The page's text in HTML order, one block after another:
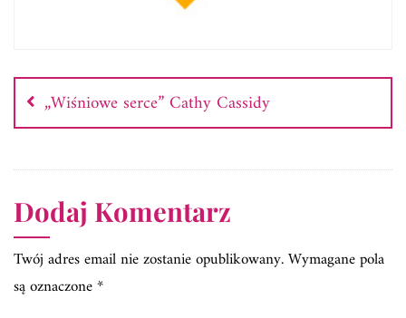
Nawigacja
wpisu
„Wiśniowe serce” Cathy Cassidy
Dodaj Komentarz
Twój adres email nie zostanie opublikowany.Wymagane pola
są oznaczone*